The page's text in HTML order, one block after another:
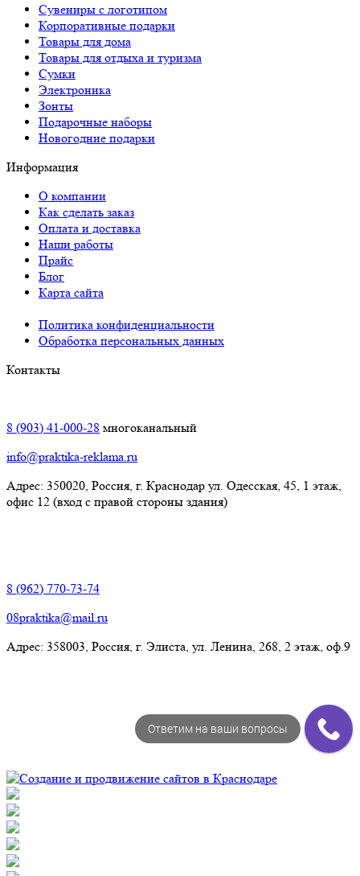
Сувениры с логотипом
Корпоративные подарки
Товары для дома
Товары для отдыха и туризма
Сумки
Электроника
Зонты
Подарочные наборы
Новогодние подарки
Информация
О компании
Как сделать заказ
Оплата и доставка
Наши работы
Прайс
Блог
Карта сайта
Политика конфиденциальности
Обработка персональных данных
Контакты
8 (903) 41-000-28 многоканальный
info@praktika-reklama.ru
Адрес: 350020, Россия, г. Краснодар ул. Одесская, 45, 1 этаж,
офис 12 (вход с правой стороны здания)
8 (962) 770-73-74
08praktika@mail.ru
Адрес:​ 358003, Россия, г. Элиста, ул. Ленина, 268, 2 этаж, оф.9
© Рекламно-производственная компания "Практика" 2009-
Ответим на ваши вопросы